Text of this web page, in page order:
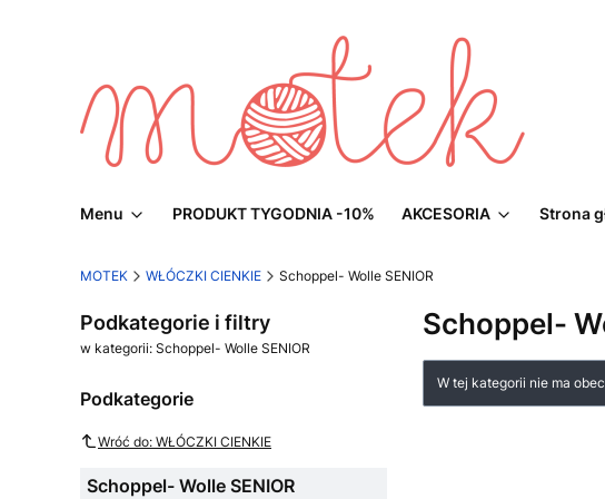
Menu PRODUKT TYGODNIA -10% AKCESORIA Strona
MOTEK WŁÓCZKI CIENKIE Schoppel- Wolle SENIOR
Podkategorie i filtry
w kategorii: Schoppel- Wolle SENIOR
Podkategorie
Wróć do: WŁÓCZKI CIENKIE
Schoppel- Wolle SENIOR
Schoppel-
Lista
W tej kategorii nie ma